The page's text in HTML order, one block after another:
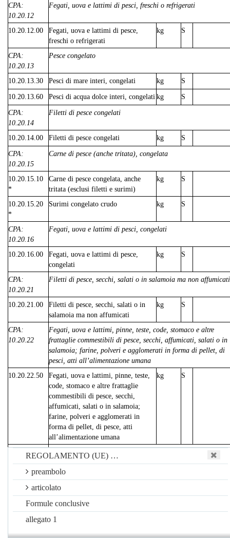
REGOLAMENTO (UE) …
preambolo
articolato
Formule conclusive
allegato 1
CPA:
10.20.12
Fegati, uova e lattimi di pesci, freschi o refrigerati
10.20.12.00
Fegati, uova e lattimi di pesce,
freschi o refrigerati
kg S
CPA:
10.20.13
Pesce congelato
10.20.13.30 Pesci di mare interi, congelati kg
S
10.20.13.60
Pesci di acqua dolce interi, congelati kg
S
CPA:
10.20.14
Filetti di pesce congelati
10.20.14.00 Filetti di pesce congelati kg
S
CPA:
10.20.15
Carne di pesce (anche tritata), congelata
10.20.15.10
*
Carne di pesce congelata, anche
tritata (esclusi filetti e surimi)
kg S
10.20.15.20
*
Surimi congelato crudo kg S
CPA:
10.20.16
Fegati, uova e lattimi di pesci, congelati
10.20.16.00
Fegati, uova e lattimi di pesce,
congelati
kg S
CPA:
10.20.21
Filetti di pesce, secchi, salati o in salamoia ma non affumicati
10.20.21.00
Filetti di pesce, secchi, salati o in
salamoia ma non affumicati
kg S
CPA:
10.20.22
Fegati, uova e lattimi, pinne, teste, code, stomaco e altre
frattaglie commestibili di pesce, secchi, affumicati, salati o in
salamoia; farine, polveri e agglomerati in forma di pellet, di
pesci, atti all’alimentazione umana
10.20.22.50
Fegati, uova e lattimi, pinne, teste,
code, stomaco e altre frattaglie
commestibili di pesce, secchi,
affumicati, salati o in salamoia;
farine, polveri e agglomerati in
forma di pellet, di pesce, atti
all’alimentazione umana
kg S
10.20.23
Pesce secco (anche salato o in salamoia)
10.20.23.50
Pesci secchi (anche salati); pesci
salati, ma non secchi; pesci in
salamoia (esclusi filetti, pesci
affumicati, teste, code e stomaco di
pesci)
CPA: Pesce, anche in filetti, affumicato